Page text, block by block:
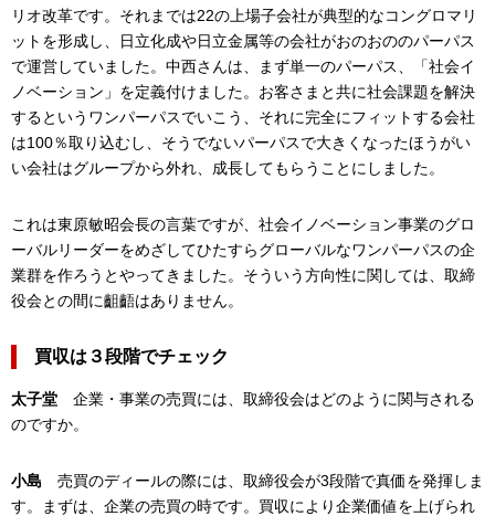
リオ改革です。それまでは22の上場子会社が典型的なコングロマリ
ットを形成し、日立化成や日立金属等の会社がおのおののパーパス
で運営していました。中西さんは、まず単一のパーパス、「社会イ
ノベーション」を定義付けました。お客さまと共に社会課題を解決
するというワンパーパスでいこう、それに完全にフィットする会社
は100％取り込むし、そうでないパーパスで大きくなったほうがい
い会社はグループから外れ、成長してもらうことにしました。
これは東原敏昭会長の言葉ですが、社会イノベーション事業のグロ
ーバルリーダーをめざしてひたすらグローバルなワンパーパスの企
業群を作ろうとやってきました。そういう方向性に関しては、取締
役会との間に齟齬はありません。
買収は３段階でチェック
太子堂 企業・事業の売買には、取締役会はどのように関与される
のですか。
小島 売買のディールの際には、取締役会が3段階で真価を発揮しま
す。まずは、企業の売買の時です。買収により企業価値を上げられ